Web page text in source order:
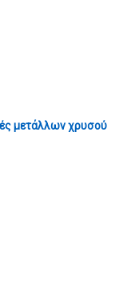
μετάλλων χρυσού